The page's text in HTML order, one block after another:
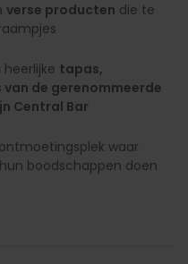
verse producten die te
tapas,
de gerenommeerde
Central Bar
waar
boodschappen doen